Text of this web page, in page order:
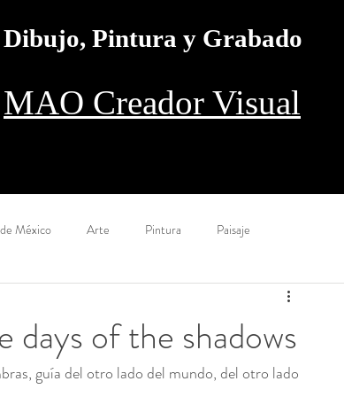
Dibujo, Pintura y Grabado
MAO Creador Visual
México Arte Pintura Paisaje
Aguada
Sol Muralla Óleo Acrílico Procedimiento
days of the shadows
guía del otro lado del mundo, del otro lado